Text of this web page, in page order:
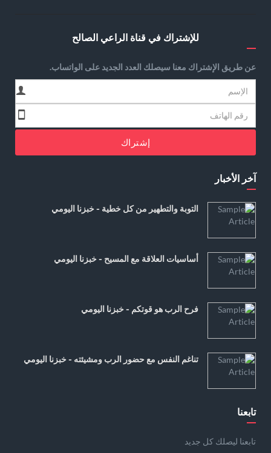
للإشتراك في قناة الراعي الصالح
عن طريق الإشتراك معنا سيصلك العدد الجديد على الواتساب.
إشتراك
آخر الأخبار
التوبة والتطهير من كل خطية - خبزنا اليومي
أساسيات العلاقة مع المسيح - خبزنا اليومي
فرح الرب هو قوتكم - خبزنا اليومي
تناغم النفس مع حضور الرب ومشيئته - خبزنا اليومي
تابعنا
تابعنا ليصلك كل جديد